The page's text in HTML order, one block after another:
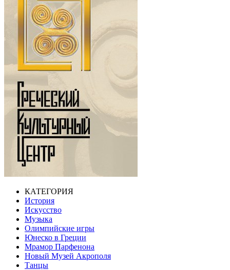
КАТЕГОРИЯ
История
Искусство
Музыка
Олимпийские игры
Юнеско в Греции
Мрамор Парфенона
Новый Музей Акрополя
Танцы